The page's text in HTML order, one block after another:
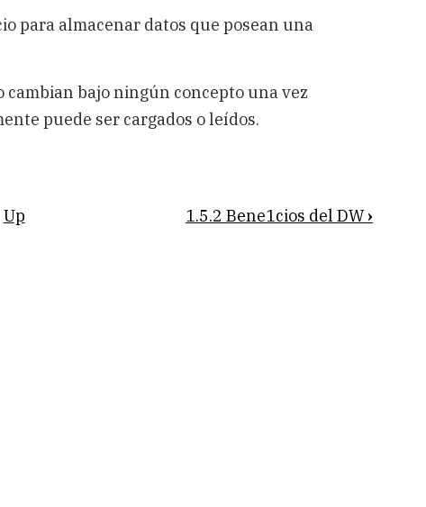
para almacenar datos que posean una
cambian bajo ningún concepto una vez
puede ser cargados o leídos.
Up 1.5.2 Bene1cios del DW ›